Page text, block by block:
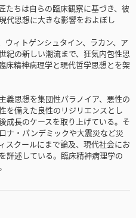
たちは自らの臨床観察に基づき、彼
代思想に大きな影響をおよぼし
ウィトゲンシュタイン、ラカン、ア
紀の新しい潮流まで、狂気内包性思
床精神病理学と現代哲学思想とを架
義思想を集団性パラノイア、悪性の
を備えた良性のリジリエンスとし
成長のケースを取り上げている。そ
ナ・パンデミックや大震災など災
スクールにまで論及、現代社会にお
詳述している。臨床精神病理学の